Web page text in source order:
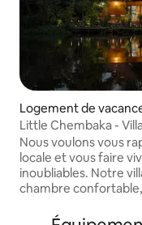
Logement de
marakom
Little Chembaka -
sur la rivière
Nous voulons vous
locale et vous faire
inoubliables. Notre
chambre
kitchenette. Si vous aimez avoir plus